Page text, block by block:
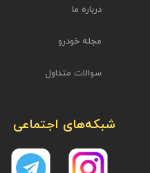
درباره ما
مجله خودرو
سوالات متداول
شبکه‌های اجتماعی